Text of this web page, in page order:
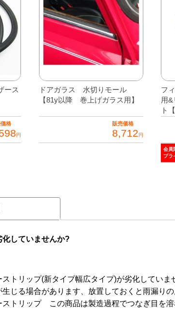
ース
格
円
ドアガラス 水切りモール
【81y以降 巻上げガラス用】
販売価格
8,712円
数
リ
ー
フ
用
ト
会員
プラ
していませんか?
トリップ(新タイプ幅広タイプ)が劣化してい
じる場合があります、放置しておくと雨漏り
ストリップ この商品は製造過程でつなぎ目を